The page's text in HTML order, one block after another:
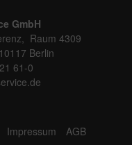
GmbH
Raum 4309
Berlin
61-0
Impressum AGB